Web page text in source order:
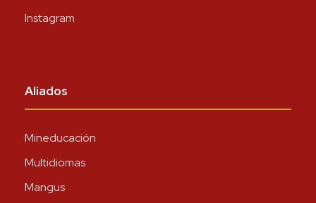
Instagram
Aliados
Mineducación
Multidiomas
Mangus